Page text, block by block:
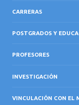
CARRERAS
POSTGRADOS Y
PROFESORES
INVESTIGACIÓN
VINCULACIÓN CON EL